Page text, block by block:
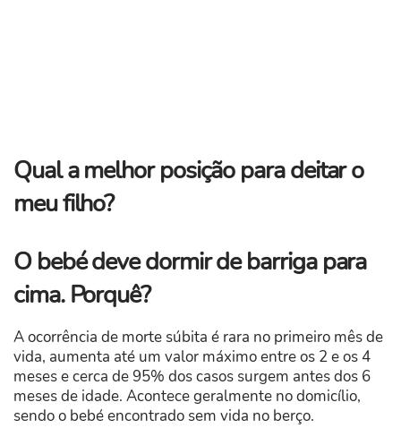
Qual a melhor posição para deitar o
meu filho?
O bebé deve dormir de barriga para
cima. Porquê?
A ocorrência de morte súbita é rara no primeiro mês de
vida, aumenta até um valor máximo entre os 2 e os 4
meses e cerca de 95% dos casos surgem antes dos 6
meses de idade. Acontece geralmente no domicílio,
sendo o bebé encontrado sem vida no berço.